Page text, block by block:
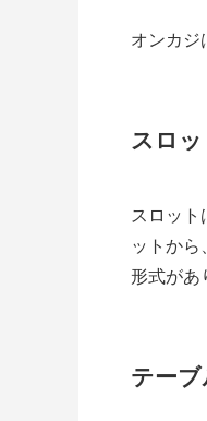
オンカジ
スロッ
スロット
ットから
形式があ
テー